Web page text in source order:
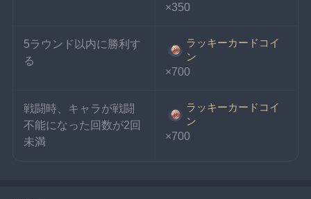
×350
5ラウンド以内に勝利す
る
ラッキーカードコイ
ン
×700
戦闘時、キャラが戦闘
不能になった回数が2回
未満
ラッキーカードコイ
ン
×700